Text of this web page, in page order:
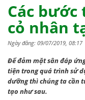
Các bước
cỏ nhân
Ngày đăng: 09/07/2019, 08:17
Để đảm mặt sân đáp
tiện trong quá trình sử
dưỡng thì chúng ta cần
tạo như sau.